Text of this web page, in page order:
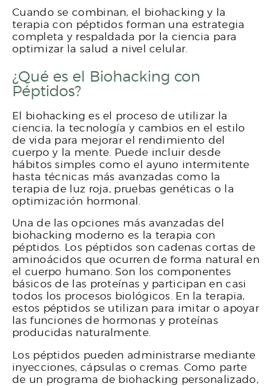
Cuando se combinan, el biohacking y la
terapia con péptidos forman una estrategia
completa y respaldada por la ciencia para
optimizar la salud a nivel celular.
¿Qué es el Biohacking con
Péptidos?
El biohacking es el proceso de utilizar la
ciencia, la tecnología y cambios en el estilo
de vida para mejorar el rendimiento del
cuerpo y la mente. Puede incluir desde
hábitos simples como el ayuno intermitente
hasta técnicas más avanzadas como la
terapia de luz roja, pruebas genéticas o la
optimización hormonal.
Una de las opciones más avanzadas del
biohacking moderno es la terapia con
péptidos. Los péptidos son cadenas cortas de
aminoácidos que ocurren de forma natural en
el cuerpo humano. Son los componentes
básicos de las proteínas y participan en casi
todos los procesos biológicos. En la terapia,
estos péptidos se utilizan para imitar o apoyar
las funciones de hormonas y proteínas
producidas naturalmente.
Los péptidos pueden administrarse mediante
inyecciones, cápsulas o cremas. Como parte
de un programa de biohacking personalizado,